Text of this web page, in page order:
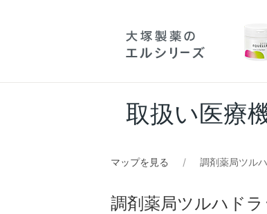
取扱い医療
マップを見る 調剤薬局ツル
調剤薬局ツルハド